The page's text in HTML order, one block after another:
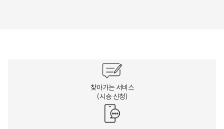
찾아가는 서비스
(시승 신청)